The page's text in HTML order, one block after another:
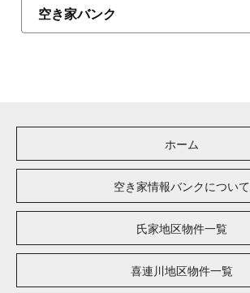
空き家バンク
ホーム
空き家情報バンクについて
氏家地区物件一覧
喜連川地区物件一覧